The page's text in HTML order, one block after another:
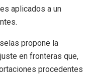
aplicados a un
propone la
en fronteras que,
procedentes